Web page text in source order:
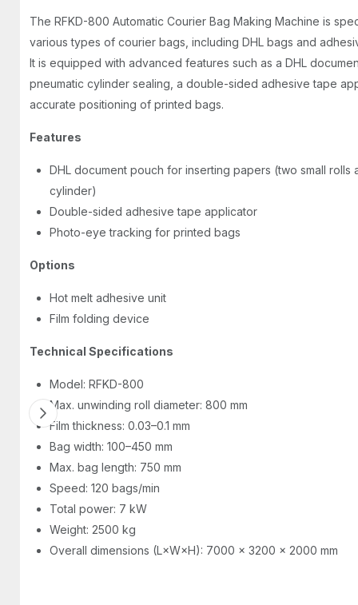
The RFKD-800 Automatic Courier Bag Making Machine is
various types of courier bags, including DHL bags and
It is equipped with advanced features such as a DHL
pneumatic cylinder sealing, a double-sided adhesive tape
accurate positioning of printed bags.
Features
DHL document pouch for inserting papers (two small rolls
cylinder)
Double-sided adhesive tape applicator
Photo-eye tracking for printed bags
Options
Hot melt adhesive unit
Film folding device
Technical Specifications
Model: RFKD-800
Max. unwinding roll diameter: 800 mm
Film thickness: 0.03–0.1 mm
Bag width: 100–450 mm
Max. bag length: 750 mm
Speed: 120 bags/min
Total power: 7 kW
Weight: 2500 kg
Overall dimensions (L×W×H): 7000 × 3200 × 2000 mm